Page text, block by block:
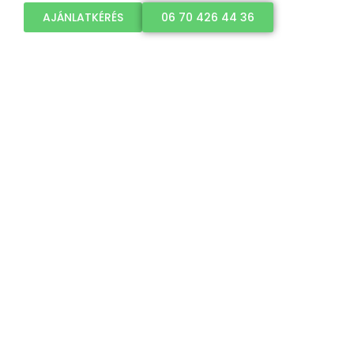
AJÁNLATKÉRÉS 06 70 426 44 36